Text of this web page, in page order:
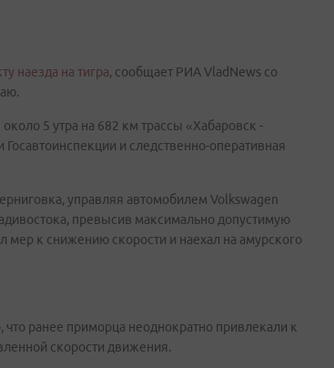
наезда на тигра, сообщает РИА VladNews со
5 утра на 682 км трассы «Хабаровск -
и следственно-оперативная
управляя автомобилем Volkswagen
превысив максимально допустимую
мер к снижению скорости и наехал на амурского
ранее приморца неоднократно привлекали к
скорости движения.